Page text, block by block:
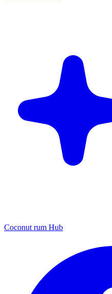
Coconut rum Hub